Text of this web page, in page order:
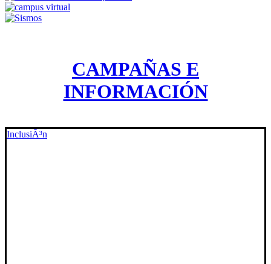
CAMPAÑAS E
INFORMACIÓN
InclusiÃ³n